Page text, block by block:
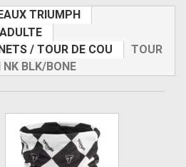
TRIUMPH
/ TOUR DE COU
TOUR
NK BLK/BONE